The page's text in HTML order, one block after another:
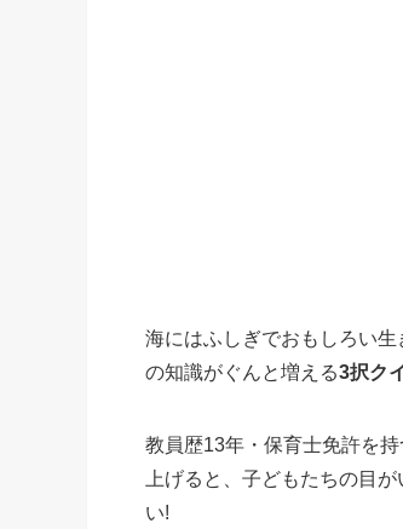
海にはふしぎでおもしろい
の知識がぐんと増える3択ク
教員歴13年・保育士免許を
上げると、子どもたちの目
い!